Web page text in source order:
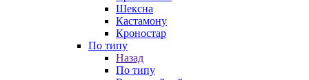
Шексна
Кастамону
Кроностар
По типу
Назад
По типу